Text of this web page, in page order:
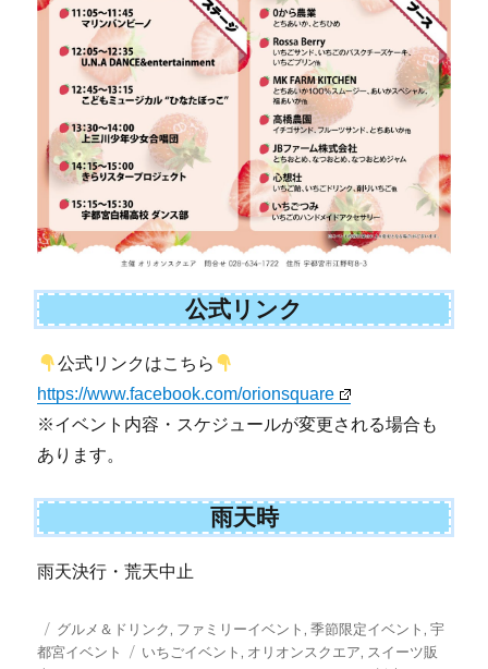
公式リンク
公式リンクはこちら
https://www.facebook.com/orionsquare
※イベント内容・スケジュールが変更される場合も
あります。
雨天時
雨天決行・荒天中止
投
稿
カ
テ
グルメ＆ドリンク, ファミリーイベント ,季節限定イベント ,宇
都宮イベント
タ
いちごイベント , オリオンスクエア, スイーツ販